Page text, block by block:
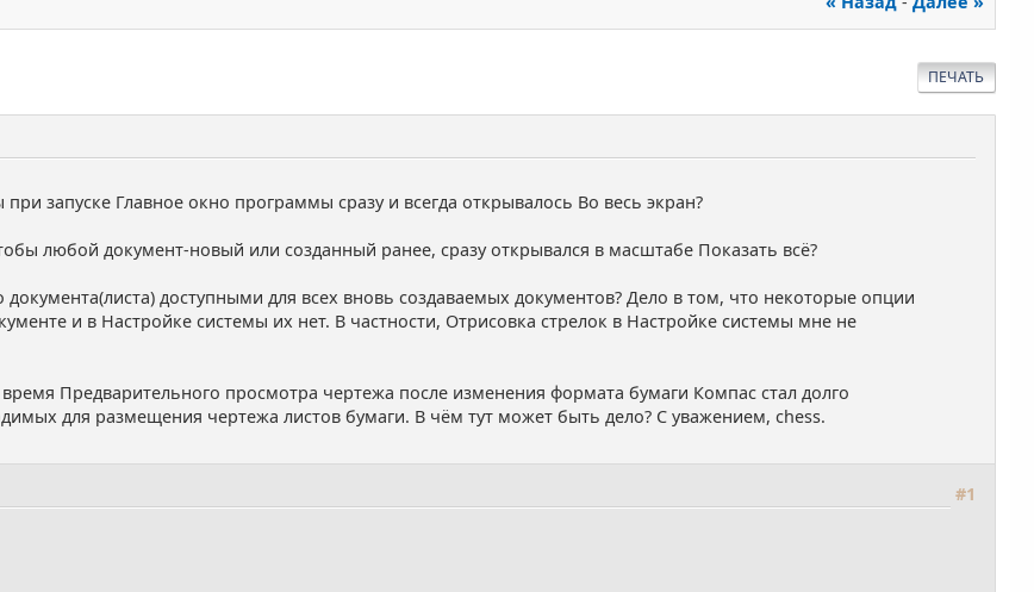
ПЕЧАТЬ
запуске Главное окно программы сразу и всегда открывалось Во весь экран?
любой документ-новый или созданный ранее, сразу открывался в масштабе Показать всё?
документа(листа) доступными для всех вновь создаваемых документов? Дело в том, что некоторые опции
и в Настройке системы их нет. В частности, Отрисовка стрелок в Настройке системы мне не
Предварительного просмотра чертежа после изменения формата бумаги Компас стал долго
для размещения чертежа листов бумаги. В чём тут может быть дело? С уважением, chess.
#1